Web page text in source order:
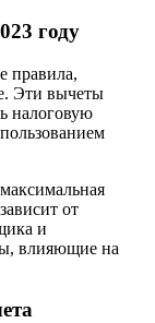
году
правила,
Эти вычеты
налоговую
от
и
влияющие на